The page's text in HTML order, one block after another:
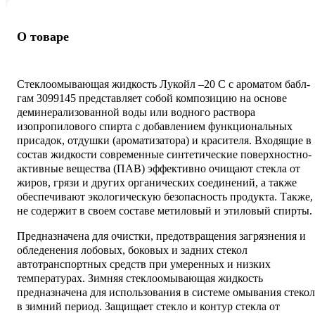
О товаре
Стеклоомывающая жидкость Лукойл –20 С с ароматом бабл-
гам 3099145 представляет собой композицию на основе
деминерализованной воды или водного раствора
изопропилового спирта с добавлением функциональных
присадок, отдушки (ароматизатора) и красителя. Входящие в
состав жидкости современные синтетические поверхностно-
активные вещества (ПАВ) эффективно очищают стекла от
жиров, грязи и других органических соединений, а также
обеспечивают экологическую безопасность продукта. Также,
не содержит в своем составе метиловый и этиловый спирты.
Предназначена для очистки, предотвращения загрязнения и
обледенения лобовых, боковых и задних стекол
автотранспортных средств при умеренных и низких
температурах. Зимняя стеклоомывающая жидкость
предназначена для использования в системе омывания стекол
в зимний период. Защищает стекло и контур стекла от